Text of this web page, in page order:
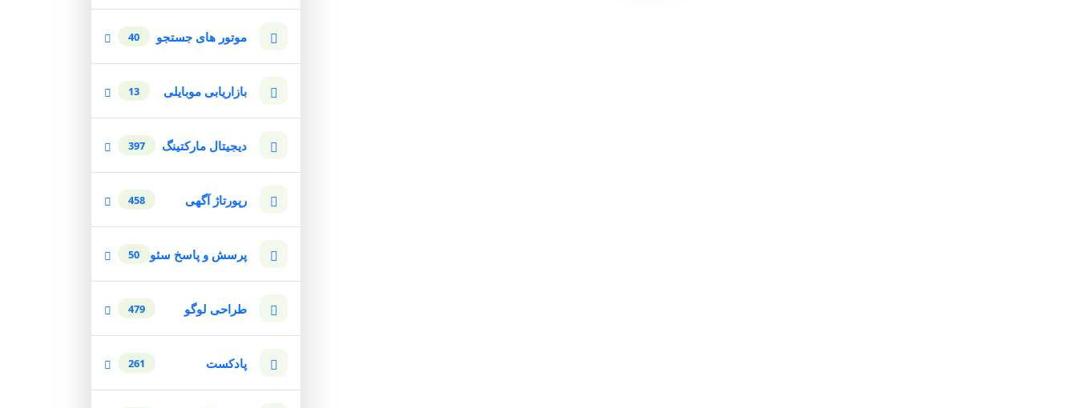
موتور های جستجو 40
بازاریابی موبایلی 13
دیجیتال مارکتینگ 397
رپورتاژ آگهی 458
پرسش و پاسخ سئو 50
طراحی لوگو 479
پادکست 261